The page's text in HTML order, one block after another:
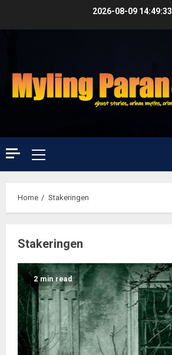
2026-08-09 14:49:33
Primary
Menu
Home Stakeringen
Stakeringen
2 min read